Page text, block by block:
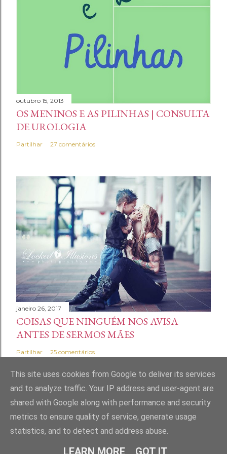
i
o
outubro 15, 2013
OS MENINOS E AS PILINHAS | CONSULTA
DE UROLOGIA
Partilhar 27 comentários
janeiro 26, 2017
COISAS QUE NINGUÉM NOS AVISA
ANTES DE SERMOS MÃES
Partilhar 25 comentários
Com tecnologia do Blogger
Marta Andrade Maia | Home Made Mess
This site uses cookies from Google to deliver its services
and to analyze traffic. Your IP address and user-agent are
shared with Google along with performance and security
metrics to ensure quality of service, generate usage
statistics, and to detect and address abuse.
LEARN MORE GOT IT